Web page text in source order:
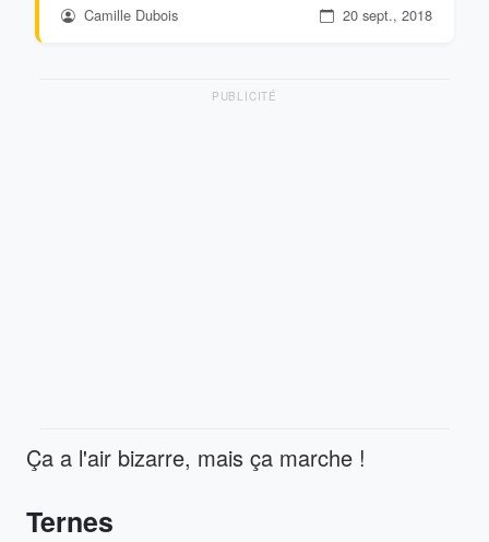
Camille Dubois 20 sept., 2018
PUBLICITÉ
Ça a l'air bizarre, mais ça marche !
Ternes